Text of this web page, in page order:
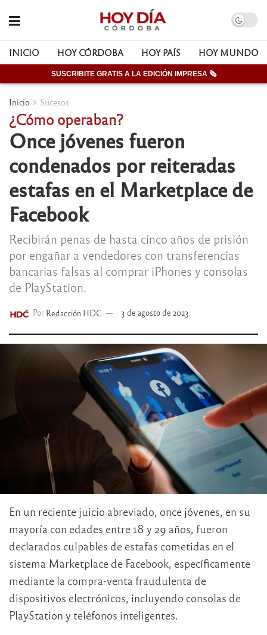
INICIO HOY CÓRDOBA HOY PAÍS HOY MUNDO
SUSCRIBITE GRATIS A LA EDICIÓN IMPRESA 🗞
Inicio Sucesos
¿Cómo operaban?
Once jóvenes fueron
condenados por reiteradas
estafas en el Marketplace de
Facebook
Recibirán penas de hasta cinco años de prisión
por engañar a vendedores con transferencias
bancarias falsas al comprar iPhones y consolas
de PlayStation.
Por Redacción HDC 3 de agosto de 2023
En un reciente juicio abreviado, once jóvenes, en su
mayoría con edades entre 18 y 29 años, fueron
declarados culpables de estafas cometidas en el
sistema Marketplace de Facebook, específicamente
mediante la compra-venta fraudulenta de
dispositivos electrónicos, incluyendo consolas de
PlayStation y teléfonos inteligentes.